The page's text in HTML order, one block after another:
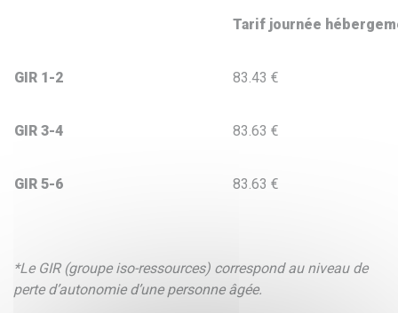
Tarif journée
GIR 1-2 83.43 €
GIR 3-4 83.63 €
GIR 5-6 83.63 €
*Le GIR (groupe iso-ressources) correspond au niveau de
perte d’autonomie d’une personne âgée.